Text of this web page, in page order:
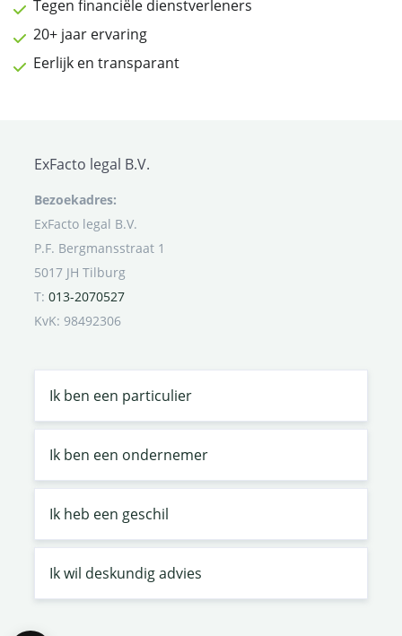
Tegen financiële dienstverleners
20+ jaar ervaring
Eerlijk en transparant
ExFacto legal B.V.
Bezoekadres:
ExFacto legal B.V.
P.F. Bergmansstraat 1
5017 JH Tilburg
T: 013-2070527
KvK: 98492306
Ik ben een particulier
Ik ben een ondernemer
Ik heb een geschil
Ik wil deskundig advies